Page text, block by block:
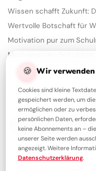
🍪 Wir verwenden
Cookies sind kleine
gespeichert werden, um
ermöglichen oder zu
persönlichen Daten,
keine Abonnements an –
unserer Seite werden
angezeigt. Weitere
Datenschutzerklärung.
Debilder ist deine
zum Teilen. Entdecke